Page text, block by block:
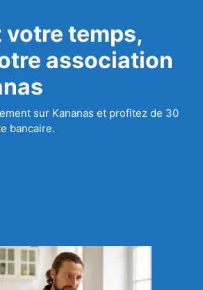
temps,
association
sur Kananas et profitez de 30
bancaire.